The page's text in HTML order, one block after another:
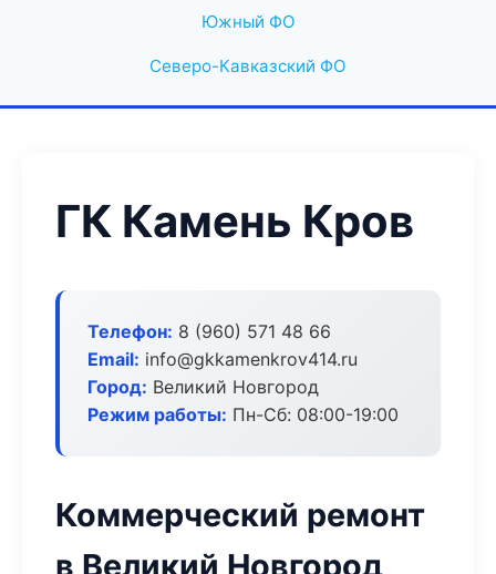
Южный ФО
Северо-Кавказский ФО
ГК Камень Кров
Телефон: 8 (960) 571 48 66
Email: info@gkkamenkrov414.ru
Город: Великий Новгород
Режим работы: Пн-Сб: 08:00-19:00
Коммерческий ремонт
в Великий Новгород